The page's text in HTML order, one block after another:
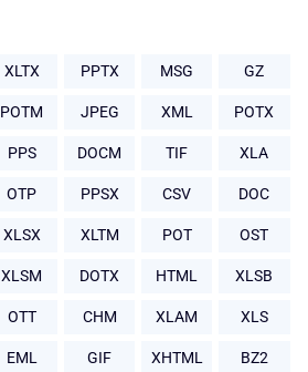
XLTX PPTX MSG GZ
POTM JPEG XML POTX
PPS DOCM TIF XLA
OTP PPSX CSV DOC
XLSX XLTM POT OST
XLSM DOTX HTML XLSB
OTT CHM XLAM XLS
EML GIF XHTML BZ2